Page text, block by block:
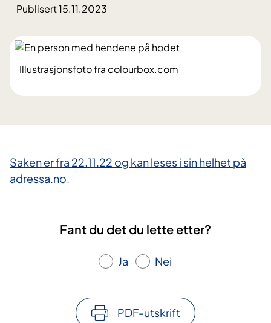
Publisert 15.11.2023
Illustrasjonsfoto fra colourbox.com
Saken er fra 22.11.22 og kan leses i sin helhet på
adressa.no.
Fant du det du lette etter?
Ja Nei
PDF-utskrift